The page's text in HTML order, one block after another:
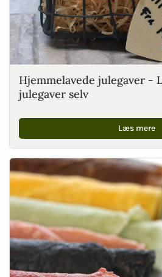
Hjemmelavede julegaver -
julegaver selv
Læs mere